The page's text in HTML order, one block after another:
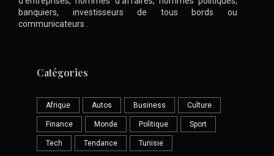
banquiers, investisseurs de tous bords ou
communicateurs .
Catégories
Afrique Autos Business Culture
Finance Monde Politique Sport
Tech Tendance Tunisie